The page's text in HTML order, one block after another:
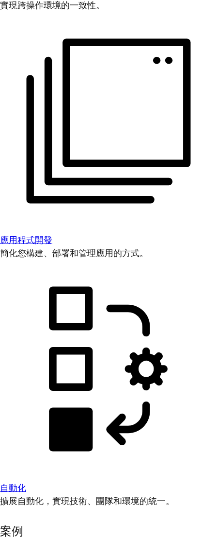
實現跨操作環境的一致性。
應用程式開發
簡化您構建、部署和管理應用的方式。
自動化
擴展自動化，實現技術、團隊和環境的統一。
案例